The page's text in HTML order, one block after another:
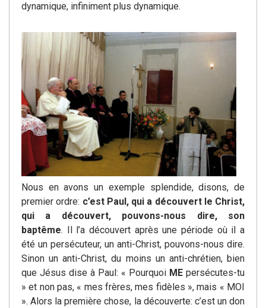
dynamique, infiniment plus dynamique.
Nous en avons un exemple splendide, disons, de
premier ordre: c’est Paul, qui a découvert le Christ,
qui a découvert, pouvons-nous dire, son
baptême. Il l’a découvert après une période où il a
été un persécuteur, un anti-Christ, pouvons-nous dire.
Sinon un anti-Christ, du moins un anti-chrétien, bien
que Jésus dise à Paul: « Pourquoi ME persécutes-tu
» et non pas, « mes frères, mes fidèles », mais « MOI
». Alors la première chose, la découverte: c’est un don